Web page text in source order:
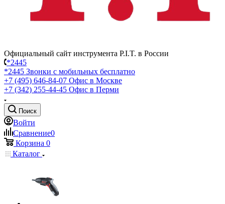
Официальный сайт инструмента P.I.T. в России
*2445
*2445 Звонки с мобильных бесплатно
+7 (495) 646-84-07 Офис в Москве
+7 (342) 255-44-45 Офис в Перми
Поиск
Войти
Сравнение0
Корзина 0
Каталог